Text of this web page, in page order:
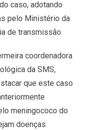
caso, adotando
pelo Ministério da
de transmissão.
coordenadora
da SMS,
que este caso
meningococo do
doenças